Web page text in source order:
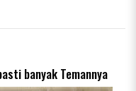
banyak Temannya